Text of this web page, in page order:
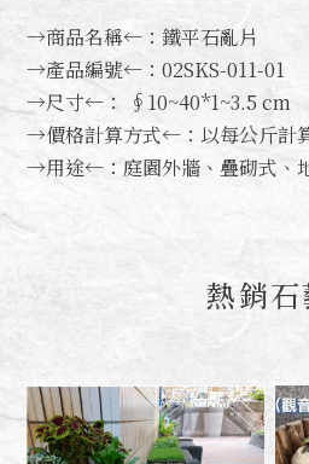
→商品名稱←：鐵平石亂片
→產品編號←：02SKS-011-01
→尺寸←： ∮10~40*1~3.5 cm
→價格計算方式←：以每公斤計
→用途←：庭園外牆、疊砌式、
熱銷石